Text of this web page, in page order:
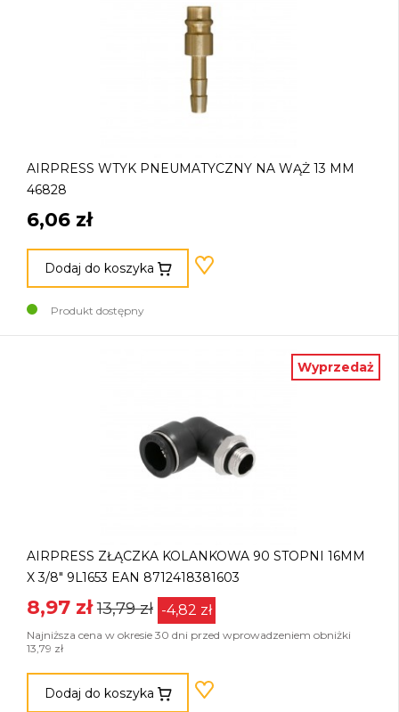
AIRPRESS WTYK PNEUMATYCZNY NA WĄŻ 13 MM
46828
6,06 zł
Dodaj do koszyka
Produkt dostępny
Wyprzedaż
AIRPRESS ZŁĄCZKA KOLANKOWA 90 STOPNI 16MM
X 3/8" 9L1653 EAN 8712418381603
8,97 zł 13,79 zł -4,82 zł
Najniższa cena w okresie 30 dni przed wprowadzeniem obniżki
13,79 zł
Dodaj do koszyka